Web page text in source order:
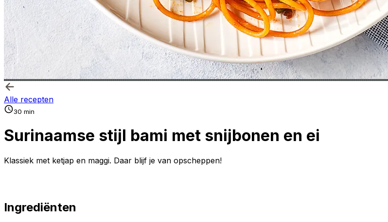
Alle recepten
30 min
Surinaamse stijl bami met snijbonen en ei
Klassiek met ketjap en maggi. Daar blijf je van opscheppen!
Ingrediënten